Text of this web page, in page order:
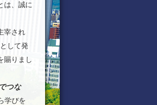
は、誠に
宰され
して発
賜りまし
つな
学びを